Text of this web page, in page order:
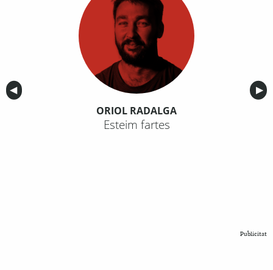
Anterior
◀︎ ▶︎
ORIOL RADALGA
Esteim fartes
Publicitat